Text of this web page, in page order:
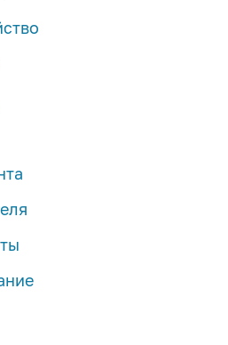
для иностранных
COVID-19